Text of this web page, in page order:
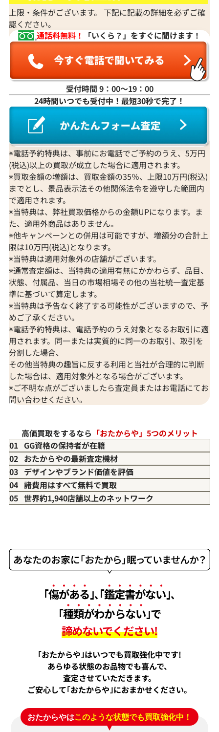
上限・条件がございます。 下記に記載の詳細を必ずご確
認ください。
通話料無料！
「いくら？」をすぐに聞けます！
受付時間 9：00〜19：00
24時間いつでも受付中！最短30秒で完了！
※電話予約特典は、事前にお電話でご予約のうえ、5万円
(税込)以上の買取が成立した場合に適用されます。
※買取金額の増額は、買取金額の35％、上限10万円(税込)
までとし、景品表示法その他関係法令を遵守した範囲内
で適用されます。
※当特典は、弊社買取価格からの金額UPになります。ま
た、適用外商品はありません。
※他キャンペーンとの併用は可能ですが、増額分の合計上
限は10万円(税込)となります。
※当特典は適用対象外の店舗がございます。
※通常査定額は、当特典の適用有無にかかわらず、品目、
状態、付属品、当日の市場相場その他の当社統一査定基
準に基づいて算定します。
※当特典は予告なく終了する可能性がございますので、予
めご了承ください。
※電話予約特典は、電話予約のうえ対象となるお取引に適
用されます。同一または実質的に同一のお取引、取引を
分割した場合、
その他当特典の趣旨に反する利用と当社が合理的に判断
した場合は、適用対象外となる場合がございます。
※ご不明な点がございましたら査定員またはお電話にてお
問い合わせください。
高価買取をするなら 「おたからや」5つのメリット
01 GG資格の保持者が在籍
02 おたからやの最新査定機材
03 デザインやブランド価値を評価
04 諸費用はすべて無料で買取
05 世界約1,940店舗以上のネットワーク
｢傷がある ｣､｢鑑定書がない｣､
｢種類がわからない｣で
諦めないでください!
｢おたからや｣はいつでも買取強化中です!
あらゆる状態のお品物でも喜んで、
査定させていただきます。
ご安心して｢おたからや｣におまかせください。
おたからやはこのような状態でも買取強化中！